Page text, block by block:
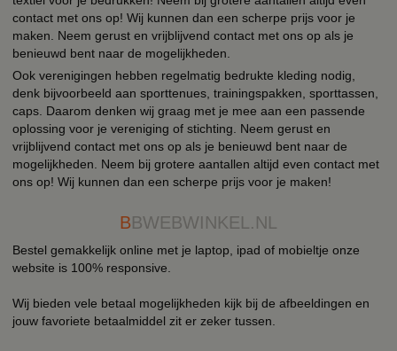
contact met ons op! Wij kunnen dan een scherpe prijs voor je
maken. Neem gerust en vrijblijvend contact met ons op als je
benieuwd bent naar de mogelijkheden.
Ook verenigingen hebben regelmatig bedrukte kleding nodig,
denk bijvoorbeeld aan sporttenues, trainingspakken, sporttassen,
caps. Daarom denken wij graag met je mee aan een passende
oplossing voor je vereniging of stichting. Neem gerust en
vrijblijvend contact met ons op als je benieuwd bent naar de
mogelijkheden. Neem bij grotere aantallen altijd even contact met
ons op! Wij kunnen dan een scherpe prijs voor je maken!
BBWEBWINKEL.NL
Bestel gemakkelijk online met je laptop, ipad of mobieltje onze
website is 100% responsive.
Wij bieden vele betaal mogelijkheden kijk bij de afbeeldingen en
jouw favoriete betaalmiddel zit er zeker tussen.